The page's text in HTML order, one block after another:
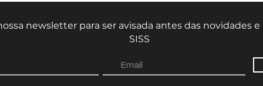
newsletter para ser avisada antes das novidades
SISS